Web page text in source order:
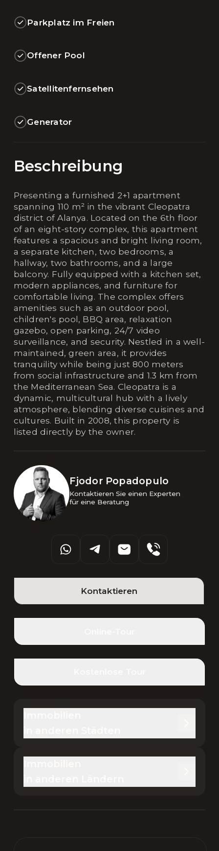
Parkplatz im Freien
Offener Pool
Satellitenfernsehen
Generator
Beschreibung
Presenting a furnished 2+1 apartment
spanning 110 m² in the vibrant Cleopatra
district of Alanya. Located on the 6th floor
of an eight-story complex, this apartment
features a spacious and bright living room,
a separate kitchen, two bedrooms, a
hallway, two bathrooms, and a large
balcony. Fully equipped with a kitchen set,
modern appliances, and furniture for
comfortable living. The complex offers
amenities such as an outdoor pool,
children's pool, BBQ area, relaxation
gazebo, open parking, 24/7 video
surveillance, and security. Nestled in a well-
maintained, green area, it provides
tranquility while being just 800 meters
from social infrastructure and 1.3 km from
the Mediterranean Sea. Cleopatra is a
dynamic, multicultural hub with a lively
atmosphere, blending diverse cuisines and
cultures. Built in 2008, this property is
listed directly by the owner.
Fjodor Popadopulo
Kontaktieren Sie einen Experten
für eine Beratung
Kontaktieren